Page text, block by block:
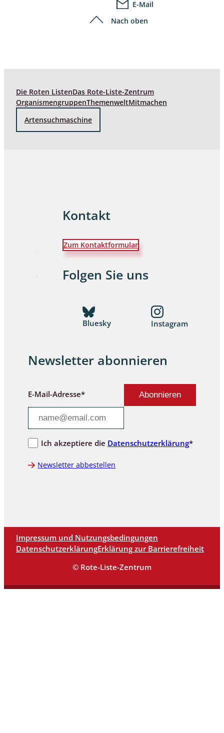
E-Mail
Nach oben
Die Roten ListenDas Rote-Liste-Zentrum
OrganismengruppenThemenweltMitmachen
Artensuchmaschine
Kontakt
Zum Kontaktformular
Folgen Sie uns
Bluesky Instagram
Newsletter abonnieren
E-Mail-Adresse*
Ich akzeptiere die Datenschutzerklärung*
Newsletter abbestellen
Impressum und Nutzungsbedingungen
DatenschutzerklärungErklärung zur Barrierefreiheit
© Rote-Liste-Zentrum